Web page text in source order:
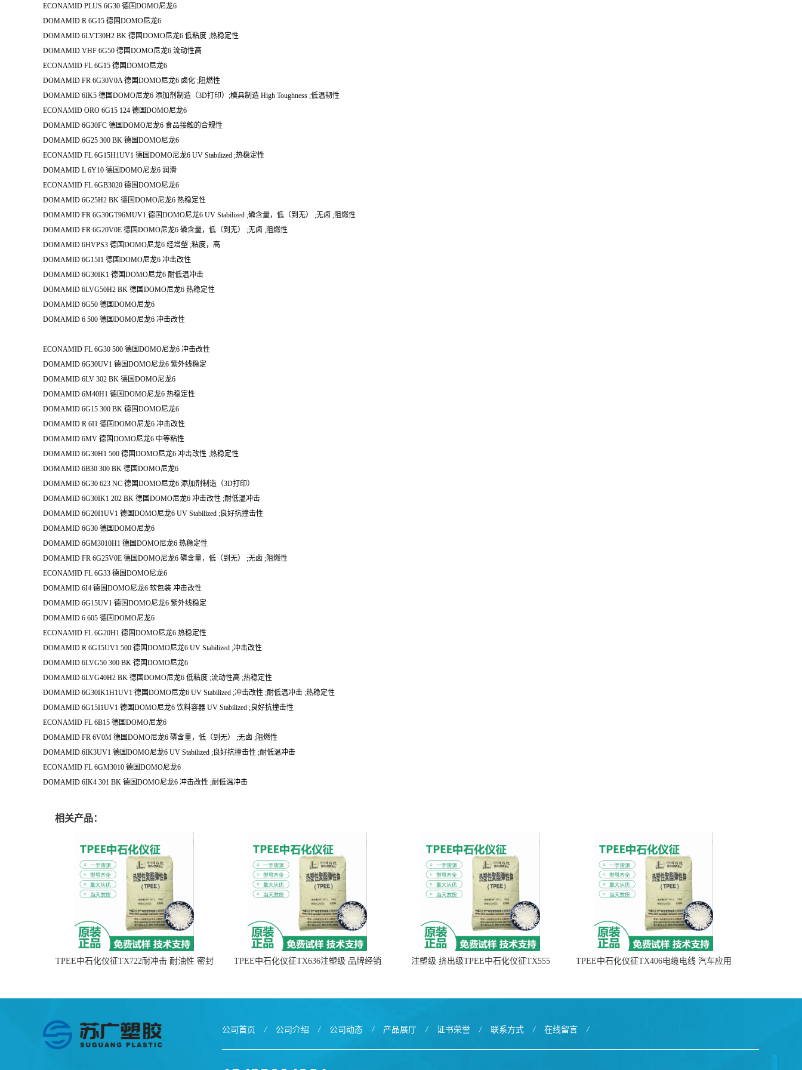
ECONAMID PLUS 6G30 德国DOMO尼龙6
DOMAMID R 6G15 德国DOMO尼龙6
DOMAMID 6LVT30H2 BK 德国DOMO尼龙6 低粘度 ;热稳定性
DOMAMID VHF 6G50 德国DOMO尼龙6 流动性高
ECONAMID FL 6G15 德国DOMO尼龙6
DOMAMID FR 6G30V0A 德国DOMO尼龙6 卤化 ;阻燃性
DOMAMID 6IK5 德国DOMO尼龙6 添加剂制造（3D打印）;模具制造 High Toughness ;低温韧性
ECONAMID ORO 6G15 124 德国DOMO尼龙6
DOMAMID 6G30FC 德国DOMO尼龙6 食品接触的合规性
DOMAMID 6G25 300 BK 德国DOMO尼龙6
ECONAMID FL 6G15H1UV1 德国DOMO尼龙6 UV Stabilized ;热稳定性
DOMAMID L 6Y10 德国DOMO尼龙6 润滑
ECONAMID FL 6GB3020 德国DOMO尼龙6
DOMAMID 6G25H2 BK 德国DOMO尼龙6 热稳定性
DOMAMID FR 6G30GT96MUV1 德国DOMO尼龙6 UV Stabilized ;磷含量，低（到无） ;无卤 ;阻燃性
DOMAMID FR 6G20V0E 德国DOMO尼龙6 磷含量，低（到无） ;无卤 ;阻燃性
DOMAMID 6HVPS3 德国DOMO尼龙6 经增塑 ;粘度，高
DOMAMID 6G15I1 德国DOMO尼龙6 冲击改性
DOMAMID 6G30IK1 德国DOMO尼龙6 耐低温冲击
DOMAMID 6LVG50H2 BK 德国DOMO尼龙6 热稳定性
DOMAMID 6G50 德国DOMO尼龙6
DOMAMID 6 500 德国DOMO尼龙6 冲击改性
ECONAMID FL 6G30 500 德国DOMO尼龙6 冲击改性
DOMAMID 6G30UV1 德国DOMO尼龙6 紫外线稳定
DOMAMID 6LV 302 BK 德国DOMO尼龙6
DOMAMID 6M40H1 德国DOMO尼龙6 热稳定性
DOMAMID 6G15 300 BK 德国DOMO尼龙6
DOMAMID R 6I1 德国DOMO尼龙6 冲击改性
DOMAMID 6MV 德国DOMO尼龙6 中等粘性
DOMAMID 6G30H1 500 德国DOMO尼龙6 冲击改性 ;热稳定性
DOMAMID 6B30 300 BK 德国DOMO尼龙6
DOMAMID 6G30 623 NC 德国DOMO尼龙6 添加剂制造（3D打印）
DOMAMID 6G30IK1 202 BK 德国DOMO尼龙6 冲击改性 ;耐低温冲击
DOMAMID 6G20I1UV1 德国DOMO尼龙6 UV Stabilized ;良好抗撞击性
DOMAMID 6G30 德国DOMO尼龙6
DOMAMID 6GM3010H1 德国DOMO尼龙6 热稳定性
DOMAMID FR 6G25V0E 德国DOMO尼龙6 磷含量，低（到无） ;无卤 ;阻燃性
ECONAMID FL 6G33 德国DOMO尼龙6
DOMAMID 6I4 德国DOMO尼龙6 软包装 冲击改性
DOMAMID 6G15UV1 德国DOMO尼龙6 紫外线稳定
DOMAMID 6 605 德国DOMO尼龙6
ECONAMID FL 6G20H1 德国DOMO尼龙6 热稳定性
DOMAMID R 6G15UV1 500 德国DOMO尼龙6 UV Stabilized ;冲击改性
DOMAMID 6LVG50 300 BK 德国DOMO尼龙6
DOMAMID 6LVG40H2 BK 德国DOMO尼龙6 低粘度 ;流动性高 ;热稳定性
DOMAMID 6G30IK1H1UV1 德国DOMO尼龙6 UV Stabilized ;冲击改性 ;耐低温冲击 ;热稳定性
DOMAMID 6G15I1UV1 德国DOMO尼龙6 饮料容器 UV Stabilized ;良好抗撞击性
ECONAMID FL 6B15 德国DOMO尼龙6
DOMAMID FR 6V0M 德国DOMO尼龙6 磷含量，低（到无） ;无卤 ;阻燃性
DOMAMID 6IK3UV1 德国DOMO尼龙6 UV Stabilized ;良好抗撞击性 ;耐低温冲击
ECONAMID FL 6GM3010 德国DOMO尼龙6
DOMAMID 6IK4 301 BK 德国DOMO尼龙6 冲击改性 ;耐低温冲击
相关产品：
TPEE中石化仪征TX722耐冲击 耐油性 密封
TPEE中石化仪征TX636注塑级 品牌经销 注塑级 挤出级TPEE中石化仪征TX555 TPEE中石化仪征TX406电缆电线 汽车应用
公司首页 / 公司介绍 / 公司动态 / 产品展厅 / 证书荣誉 / 联系方式 / 在线留言 /